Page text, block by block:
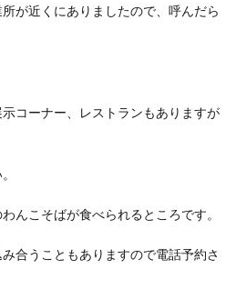
が近くにありましたので、呼んだら
コーナー、レストランもありますが
んこそばが食べられるところです。
合うこともありますので電話予約さ